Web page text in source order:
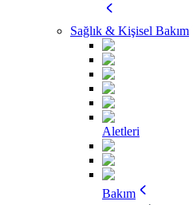
Sağlık & Kişisel Bakım
Aletleri
Bakım